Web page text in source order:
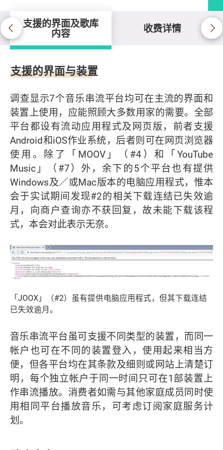
支援的界面及歌库
内容 收费详情
支援的界面及歌库内容
支援的界面与装置
调查显示7个音乐串流平台均可在主流的界面和
装置上使用，应能照顾大多数用家的需要。全部
平台都设有流动应用程式及网页版，前者支援
Android和iOS作业系统，后者则可在网页浏览器
使用。除了「MOOV」（#4）和「YouTube
Music」（#7）外，余下的5个平台也有提供
Windows及／或Mac版本的电脑应用程式，惟本
会于实试期间发现#2的相关下载连结已失效逾
月，向商户查询亦不获回复，故未能下载该程
式，本会对此表示无奈。
「JOOX」（#2）虽有提供电脑应用程式，但其下载连结
已失效逾月。
音乐串流平台虽可支援不同类型的装置，而同一
帐户也可在不同的装置登入，使用起来相当方
便，但各平台均在其条款及细则或网站上清楚订
明，每个独立帐户于同一时间只可在1部装置上
作串流播放。消费者如需与其他家庭成员同时使
用相同平台播放音乐，可考虑订阅家庭服务计
划。